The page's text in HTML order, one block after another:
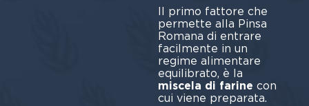
Il primo fattore che
permette alla Pinsa
Romana di entrare
facilmente in un
regime alimentare
equilibrato, è la
miscela di farine con
cui viene preparata.